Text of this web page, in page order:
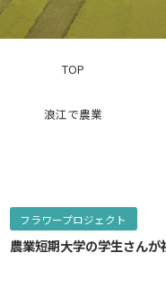
TOP
浪江で農業
フラワープロジェクト
農業短期大学の学生さんが